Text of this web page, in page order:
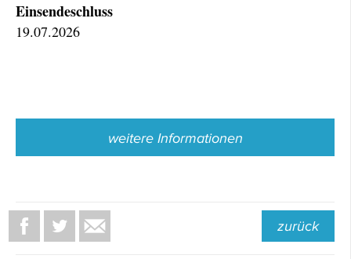
Einsendeschluss
19.07.2026
weitere Informationen
zurück